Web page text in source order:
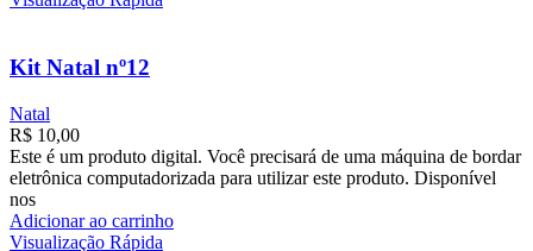
Kit Natal nº12
Natal
R$ 10,00
Este é um produto digital. Você precisará de uma máquina de bordar
eletrônica computadorizada para utilizar este produto. Disponível
nos
Adicionar ao carrinho
Visualização Rápida